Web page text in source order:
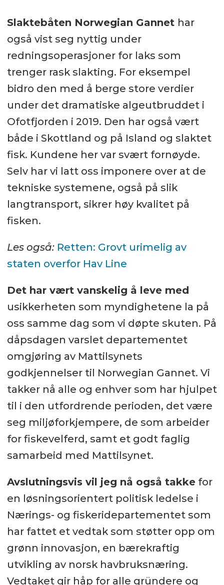
Slaktebåten Norwegian Gannet har
også vist seg nyttig under
redningsoperasjoner for laks som
trenger rask slakting. For eksempel
bidro den med å berge store verdier
under det dramatiske algeutbruddet i
Ofotfjorden i 2019. Den har også vært
både i Skottland og på Island og slaktet
fisk. Kundene her var svært fornøyde.
Selv har vi latt oss imponere over at de
tekniske systemene, også på slik
langtransport, sikrer høy kvalitet på
fisken.
Les også: Retten: Grovt urimelig av
staten overfor Hav Line
Det har vært vanskelig å leve med
usikkerheten som myndighetene la på
oss samme dag som vi døpte skuten. På
dåpsdagen varslet departementet
omgjøring av Mattilsynets
godkjennelser til Norwegian Gannet. Vi
takker nå alle og enhver som har hjulpet
til i den utfordrende perioden, det være
seg miljøforkjempere, de som arbeider
for fiskevelferd, samt et godt faglig
samarbeid med Mattilsynet.
Avslutningsvis vil jeg nå også takkefor
en løsningsorientert politisk ledelse i
Nærings- og fiskeridepartementet som
har fattet et vedtak som støtter opp om
grønn innovasjon, en bærekraftig
utvikling av norsk havbruksnæring.
Vedtaket gir håp for alle gründere og